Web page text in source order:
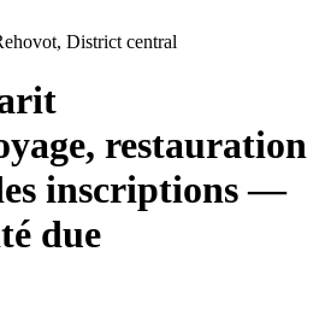
District central
restauration
inscriptions —
due